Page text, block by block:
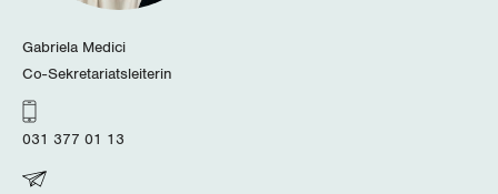
Gabriela Medici
Co-Sekretariatsleiterin
031 377 01 13